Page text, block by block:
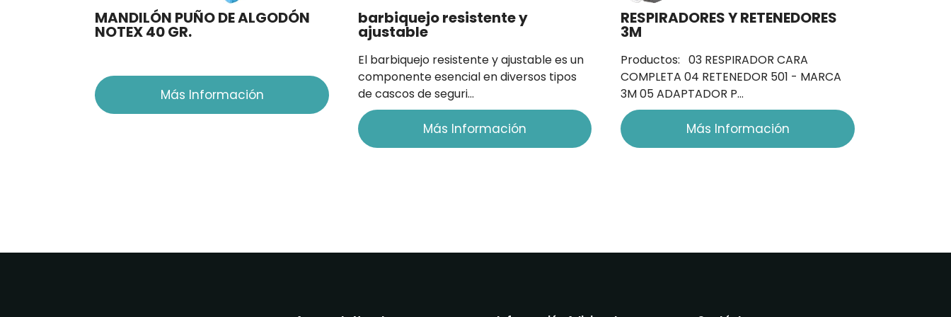
MANDILÓN PUÑO DE ALGODÓN
NOTEX 40 GR.
Más Información
barbiquejo resistente y
ajustable
El barbiquejo resistente y ajustable es un
componente esencial en diversos tipos
de cascos de seguri…
Más Información
RESPIRADORES Y RETENEDORES
3M
Productos: 03 RESPIRADOR CARA
COMPLETA 04 RETENEDOR 501 - MARCA
3M 05 ADAPTADOR P…
Más Información